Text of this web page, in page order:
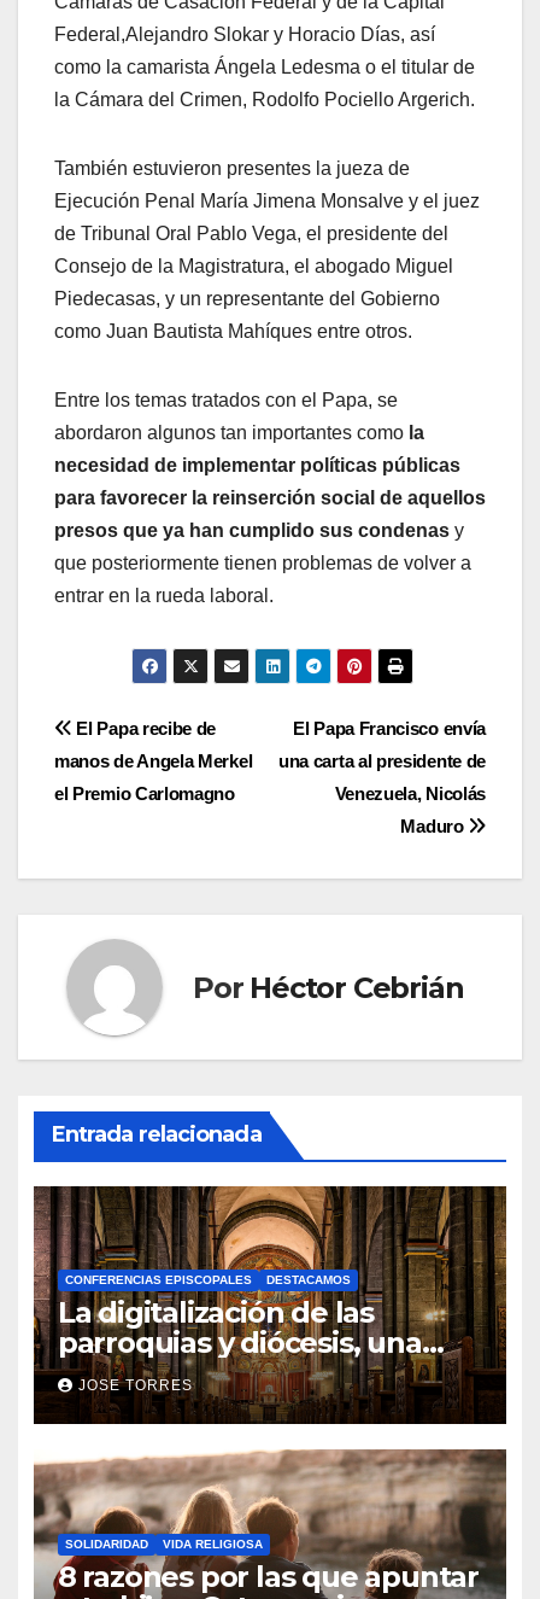
Federal,Alejandro Slokar y Horacio Días, así
como la camarista Ángela Ledesma o el titular de
la Cámara del Crimen, Rodolfo Pociello Argerich.
También estuvieron presentes la jueza de
Ejecución Penal María Jimena Monsalve y el juez
de Tribunal Oral Pablo Vega, el presidente del
Consejo de la Magistratura, el abogado Miguel
Piedecasas, y un representante del Gobierno
como Juan Bautista Mahíques entre otros.
Entre los temas tratados con el Papa, se
abordaron algunos tan importantes como la
necesidad de implementar políticas públicas
para favorecer la reinserción social de aquellos
presos que ya han cumplido sus condenas y
que posteriormente tienen problemas de volver a
entrar en la rueda laboral.
Navegación
de
El Papa Francisco envía
una carta al presidente de
Venezuela, Nicolás
Maduro
El Papa recibe de
manos de Angela Merkel
el Premio Carlomagno
Por Héctor Cebrián
Entrada relacionada
CONFERENCIAS EPISCOPALES DESTACAMOS
La digitalización de las
parroquias y diócesis, una
realidad ya para el futuro de
la Iglesia
JOSE TORRES
SOLIDARIDAD VIDA RELIGIOSA
8 razones por las que apuntar